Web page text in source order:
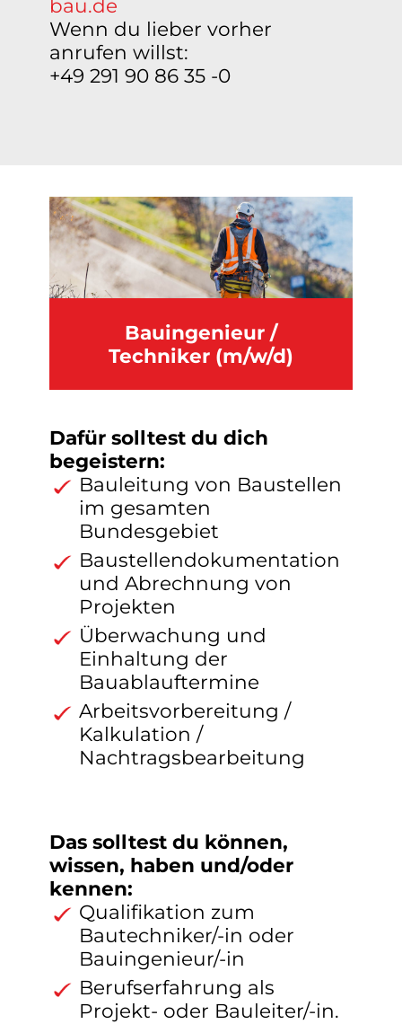
bau.de
Wenn du lieber vorher
anrufen willst:
+49 291 90 86 35 -0
Bauingenieur /
Techniker (m/w/d)
Dafür solltest du dich
begeistern:
Bauleitung von Baustellen
im gesamten
Bundesgebiet
Baustellen­dokumentation
und Abrechnung von
Projekten
Überwachung und
Einhaltung der
Bauablauftermine
Arbeitsvorbereitung /
Kalkulation /
Nachtragsbearbeitung
Das solltest du können,
wissen, haben und/oder
kennen:
Qualifikation zum
Bautechniker/-in oder
Bauingenieur/-in
Berufserfahrung als
Projekt- oder Bauleiter/-in.